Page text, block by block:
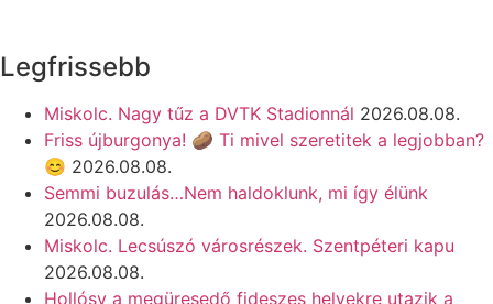
Legfrissebb
Miskolc. Nagy tűz a DVTK Stadionnál 2026.08.08.
Friss újburgonya! 🥔 Ti mivel szeretitek a legjobban?
😊 2026.08.08.
Semmi buzulás…Nem haldoklunk, mi így élünk
2026.08.08.
Miskolc. Lecsúszó városrészek. Szentpéteri kapu
2026.08.08.
Hollósy a megüresedő fideszes helyekre utazik a